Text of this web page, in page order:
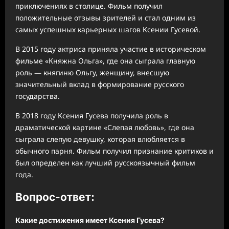
приключениях в столице. Фильм получил
положительные отзывы зрителей и стал одним из
самых успешных карьерных шагов Ксении Гусевой.
В 2015 году актриса приняла участие в историческом
фильме «Княжна Ольга», где она сыграла главную
роль — княгиню Ольгу, женщину, внесшую
значительный вклад в формирование русского
государства.
В 2018 году Ксения Гусева получила роль в
драматической картине «Слепая любовь», где она
сыграла слепую девушку, которая влюбляется в
обычного парня. Фильм получил признание критиков и
был определен как лучший русскоязычный фильм
года.
Вопрос-ответ:
Какие достижения имеет Ксения Гусева?